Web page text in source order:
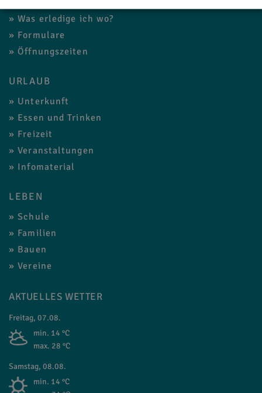
Was erledige ich wo?
Formulare
Öffnungszeiten
URLAUB
Unterkunft
Essen und Trinken
Freizeit
Veranstaltungen
Infomaterial
LEBEN
Schule
Familien
Bauen
Vereine
AKTUELLES WETTER
Freitag, 07.08.
min. 14 °C
max. 28 °C
Samstag, 08.08.
min. 14 °C